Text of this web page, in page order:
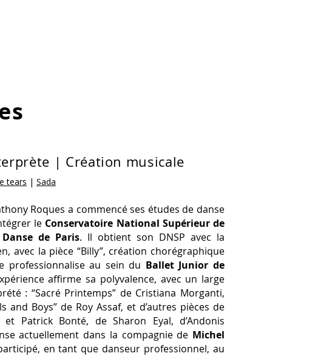
| Création musicale
tears | Sada
Roques a commencé ses études de danse
le Conservatoire National Supérieur de
de Paris. Il obtient son DNSP avec la
avec la pièce “Billy”, création chorégraphique
professionnalise au sein du Ballet Junior de
affirme sa polyvalence, avec un large
: “Sacré Printemps” de Cristiana Morganti,
and Boys” de Roy Assaf, et d’autres pièces de
et Patrick Bonté, de Sharon Eyal, d’Andonis
actuellement dans la compagnie de Michel
en tant que danseur professionnel, au